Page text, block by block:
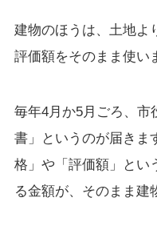
建物のほうは、土地よ
評価額をそのまま使い
毎年4月か5月ごろ、市
書」というのが届きま
格」や「評価額」とい
る金額が、そのまま建